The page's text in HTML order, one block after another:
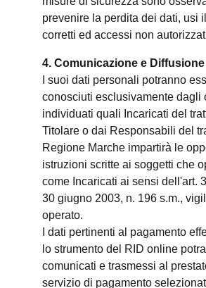
prevenire la perdita dei dati, usi
corretti ed accessi non
4. Comunicazione e Diffusione
I suoi dati personali potranno
conosciuti esclusivamente dagli
individuati quali Incaricati del
Titolare o dai Responsabili del
Regione Marche impartirà le
istruzioni scritte ai soggetti che
come Incaricati ai sensi dell'art.
30 giugno 2003, n. 196 s.m.,
operato.
I dati pertinenti al pagamento
lo strumento del RID online
comunicati e trasmessi al
servizio di pagamento